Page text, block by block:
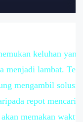
keluhan
menjadi lambat.
mengambil solusi
repot mencari
memakan waktu